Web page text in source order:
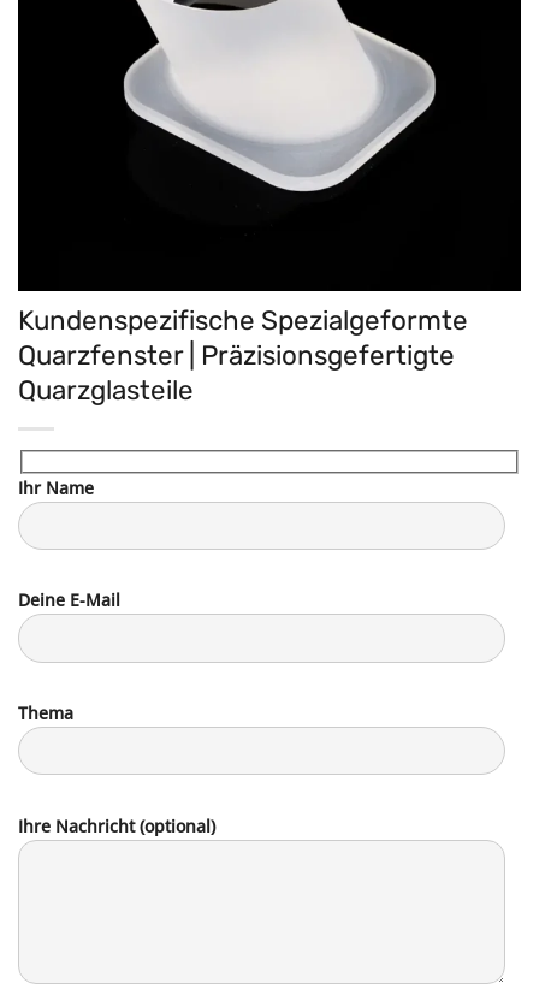
Kundenspezifische Spezialgeformte
Quarzfenster | Präzisionsgefertigte
Quarzglasteile
Ihr Name
Deine E-Mail
Thema
Ihre Nachricht (optional)